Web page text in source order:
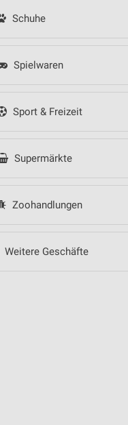
Schuhe
Spielwaren
Sport & Freizeit
Supermärkte
Zoohandlungen
Weitere Geschäfte